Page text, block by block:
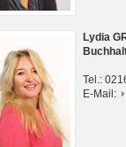
Lydia
Tel.:
E-Mail: